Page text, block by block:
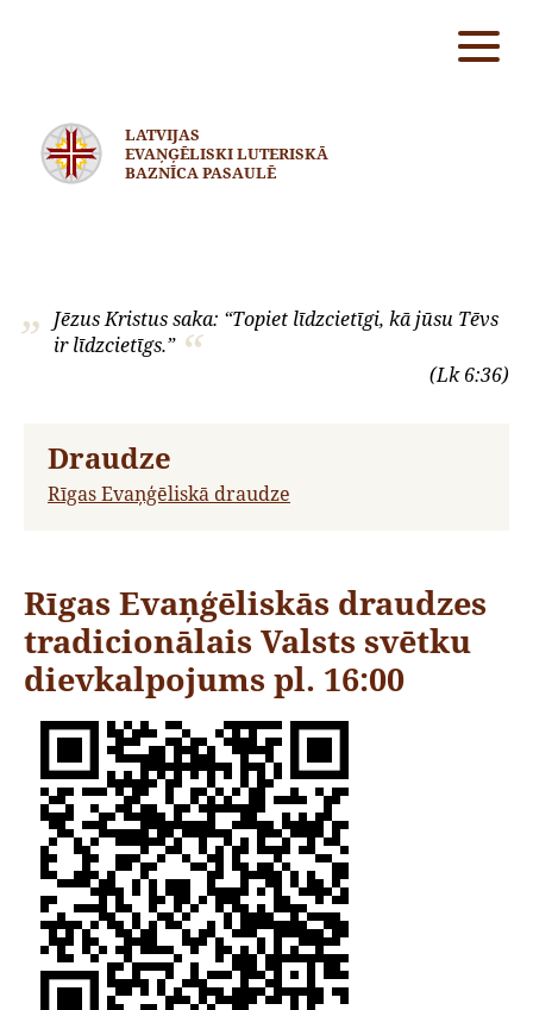
LATVIJAS
EVAŅĢĒLISKI LUTERISKĀ
BAZNĪCA PASAULĒ
Jēzus Kristus saka: “Topiet līdzcietīgi, kā jūsu Tēvs
ir līdzcietīgs.”
(Lk 6:36)
Draudze
Rīgas Evaņģēliskā draudze
Rīgas Evaņģēliskās draudzes
tradicionālais Valsts svētku
dievkalpojums pl. 16:00